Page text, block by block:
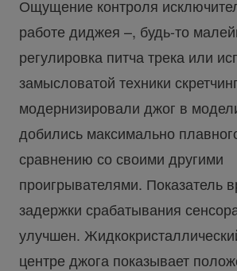
Ощущение контроля
работе диджея –, будь-то
регулировка питча трека или
замысловатой техники
модернизировали джог в
добились максимально
сравнению со своими другими
проигрывателями. Показатель
задержки срабатывания
улучшен.
центре джога показывает